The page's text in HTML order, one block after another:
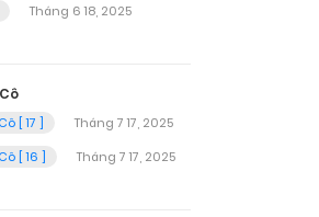
Tháng 6 18, 2025
[ 17 ]
Tháng 7 17, 2025
[ 16 ]
Tháng 7 17, 2025